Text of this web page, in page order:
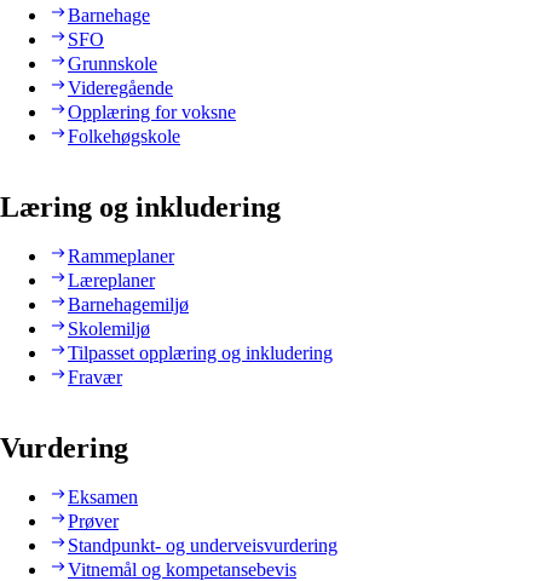
Barnehage
SFO
Grunnskole
Videregående
Opplæring for voksne
Folkehøgskole
Læring og inkludering
Rammeplaner
Læreplaner
Barnehagemiljø
Skolemiljø
Tilpasset opplæring og inkludering
Fravær
Vurdering
Eksamen
Prøver
Standpunkt- og underveisvurdering
Vitnemål og kompetansebevis